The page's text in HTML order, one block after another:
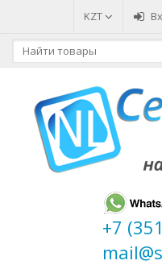
KZT
+7